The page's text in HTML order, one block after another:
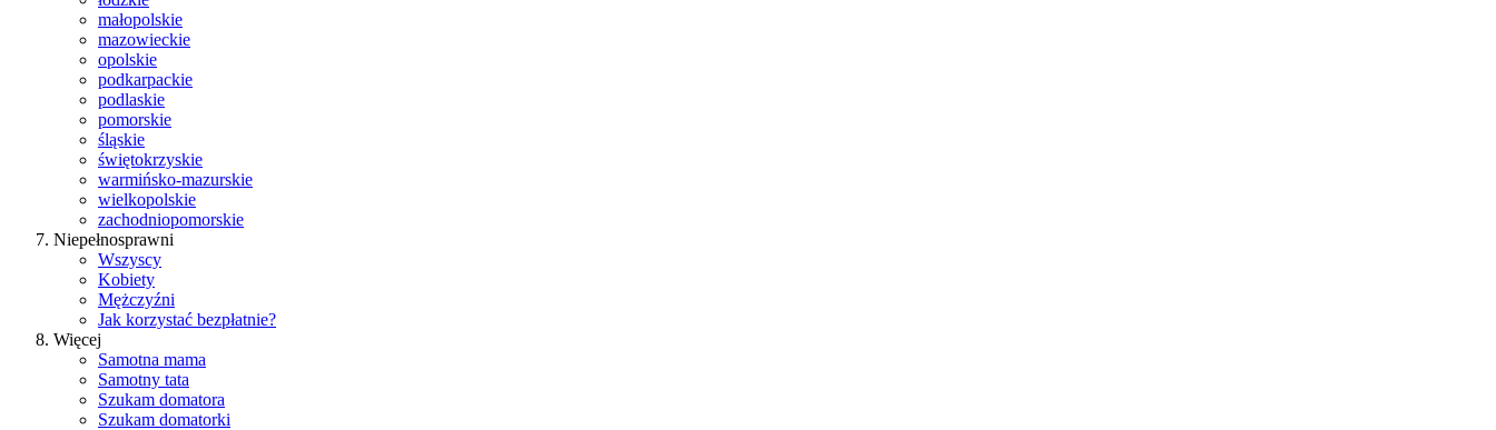
małopolskie
mazowieckie
opolskie
podkarpackie
podlaskie
pomorskie
śląskie
świętokrzyskie
warmińsko-mazurskie
wielkopolskie
zachodniopomorskie
Niepełnosprawni
Wszyscy
Kobiety
Mężczyźni
Jak korzystać bezpłatnie?
Więcej
Samotna mama
Samotny tata
Szukam domatora
Szukam domatorki